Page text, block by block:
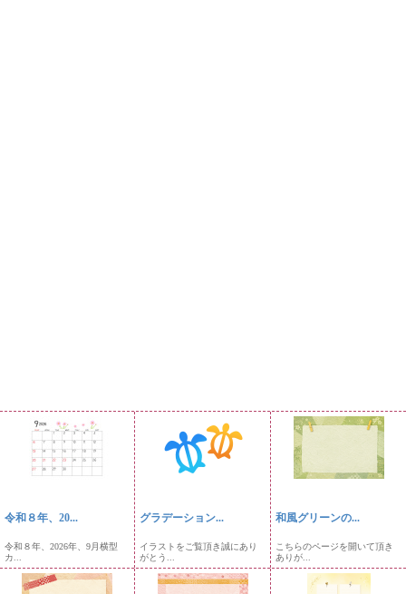
令和８年、20...
令和８年、2026年、9月横型
カ...
グラデーション...
イラストをご覧頂き誠にあり
がとう...
和風グリーンの...
こちらのページを開いて頂き
ありが...